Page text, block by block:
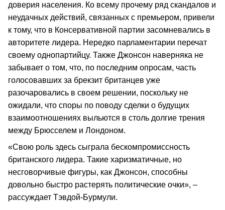
доверия населения. Ко всему прочему ряд скандалов и
неудачных действий, связанных с премьером, привели
к тому, что в Консервативной партии засомневались в
авторитете лидера. Нередко парламентарии перечат
своему однопартийцу. Также Джонсон наверняка не
забывает о том, что, по последним опросам, часть
голосовавших за брекзит британцев уже
разочаровались в своем решении, поскольку не
ожидали, что споры по поводу сделки о будущих
взаимоотношениях выльются в столь долгие трения
между Брюсселем и Лондоном.
«Свою роль здесь сыграла бескомпромиссность
британского лидера. Такие харизматичные, но
несговорчивые фигуры, как Джонсон, способны
довольно быстро растерять политические очки», –
рассуждает Тэвдой-Бурмули.